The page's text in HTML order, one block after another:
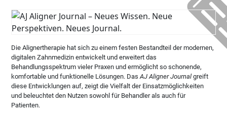
Die Alignertherapie hat sich zu einem festen Bestandteil der modernen,
digitalen Zahnmedizin entwickelt und erweitert das
Behandlungsspektrum vieler Praxen und ermöglicht so schonende,
komfortable und funktionelle Lösungen. DasAJ Aligner Journal greift
diese Entwicklungen auf, zeigt die Vielfalt der Einsatzmöglichkeiten
und beleuchtet den Nutzen sowohl für Behandler als auch für
Patienten.